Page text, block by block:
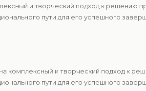
и творческий подход к решению
пути для его успешного
и творческий подход к
пути для его успешного